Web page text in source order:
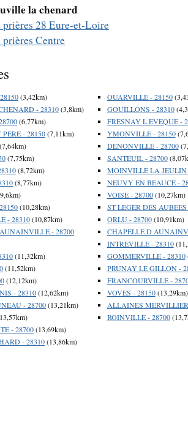
la chenard
prières 28 Eure-et-Loire
Centre
(3,42km)
- 28310(3,8km)
(6,77km)
- 28150(7,11km)
(7,64km)
(7,75km)
(8,72km)
(8,77km)
(10,28km)
- 28310(10,87km)
- 28700
(11,32km)
(11,52km)
(12,12km)
- 28310(12,62km)
- 28700(13,21km)
- 28700(13,69km)
- 28310(13,86km)
OUARVILLE - 28150
GOUILLONS - 28310
FRESNAY L EVEQUE -
YMONVILLE - 28150
DENONVILLE - 28700
SANTEUIL - 28700
MOINVILLE LA JEULIN
NEUVY EN BEAUCE -
VOISE - 28700(10,27km)
ST LEGER DES
ORLU - 28700(10,91km)
CHAPELLE D
INTREVILLE - 28310
GOMMERVILLE - 28310
PRUNAY LE GILLON -
FRANCOURVILLE -
VOVES - 28150(13,29km)
ALLAINES
ROINVILLE - 28700